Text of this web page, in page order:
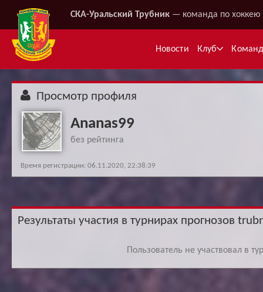
СКА-Уральский Трубник — команда по хоккею
Новости Клуб
Просмотр профиля
Ananas99
без рейтинга
Время регистрации: 06.11.2020, 22:38:39
Результаты участия в турнирах прогнозов
Пользователь не участвовал в